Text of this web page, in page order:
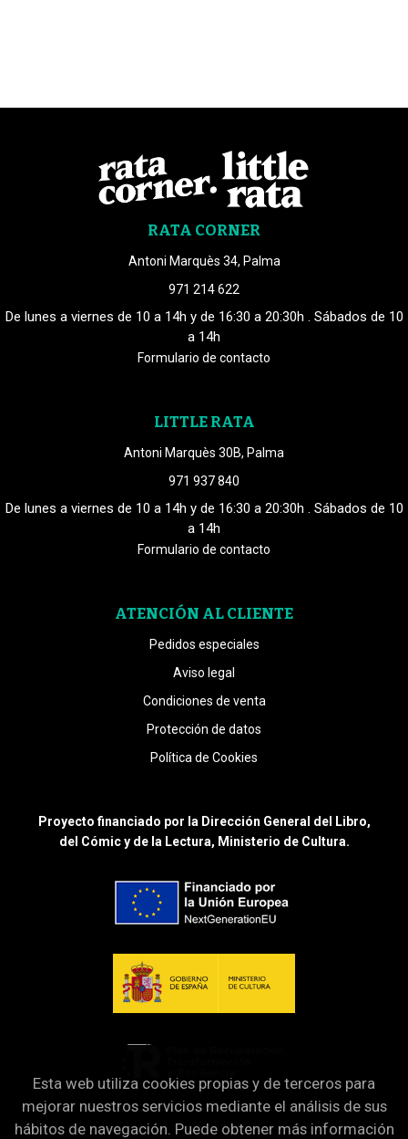
RATA CORNER
Antoni Marquès 34, Palma
971 214 622
De lunes a viernes de 10 a 14h y de 16:30 a 20:30h . Sábados de 10
a 14h
Formulario de contacto
LITTLE RATA
Antoni Marquès 30B, Palma
971 937 840
De lunes a viernes de 10 a 14h y de 16:30 a 20:30h . Sábados de 10
a 14h
Formulario de contacto
ATENCIÓN AL CLIENTE
Pedidos especiales
Aviso legal
Condiciones de venta
Protección de datos
Política de Cookies
Proyecto financiado por la Dirección General del Libro,
del Cómic y de la Lectura, Ministerio de Cultura.
Esta web utiliza cookies propias y de terceros para
mejorar nuestros servicios mediante el análisis de sus
hábitos de navegación. Puede obtener más información